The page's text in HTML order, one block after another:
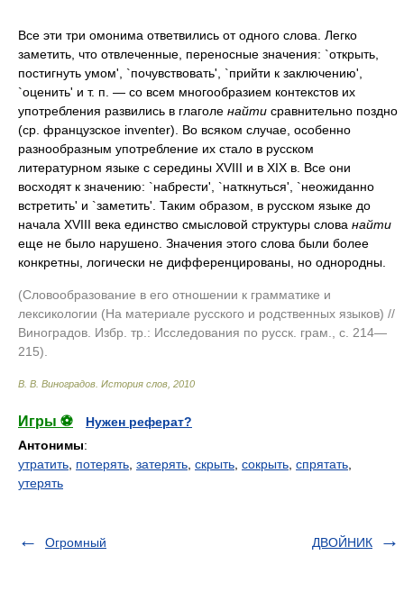
Все эти три омонима ответвились от одного слова. Легко
заметить, что отвлеченные, переносные значения: `открыть,
постигнуть умом', `почувствовать', `прийти к заключению',
`оценить' и т. п. — со всем многообразием контекстов их
употребления развились в глаголе найти сравнительно поздно
(ср. французское inventer). Во всяком случае, особенно
разнообразным употребление их стало в русском
литературном языке с середины XVIII и в XIX в. Все они
восходят к значению: `набрести', `наткнуться', `неожиданно
встретить' и `заметить'. Таким образом, в русском языке до
начала XVIII века единство смысловой структуры слова найти
еще не было нарушено. Значения этого слова были более
конкретны, логически не дифференцированы, но однородны.
(Словообразование в его отношении к грамматике и
лексикологии (На материале русского и родственных языков) //
Виноградов. Избр. тр.: Исследования по русск. грам., с. 214—
215).
В. В. Виноградов. История слов 2010
Игры ⚽
Нужен реферат?
Антонимы:
утратить потерять затерять скрыть сокрыть спрятать
утерять
Огромный ДВОЙНИК